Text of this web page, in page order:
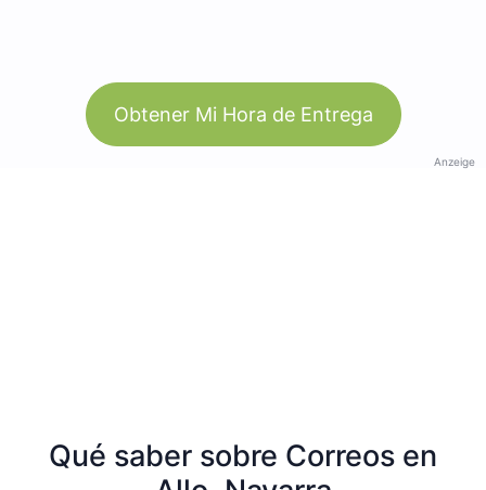
Obtener Mi Hora de Entrega
Anzeige
Qué saber sobre Correos en